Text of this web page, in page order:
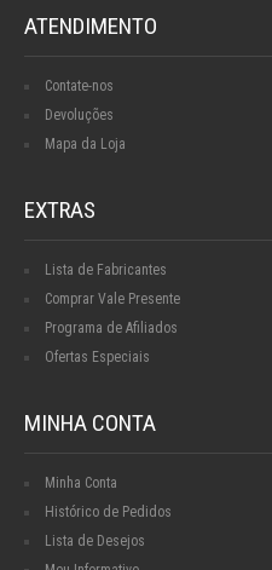
ATENDIMENTO
Contate-nos
Devoluções
Mapa da Loja
EXTRAS
Lista de Fabricantes
Comprar Vale Presente
Programa de Afiliados
Ofertas Especiais
MINHA CONTA
Minha Conta
Histórico de Pedidos
Lista de Desejos